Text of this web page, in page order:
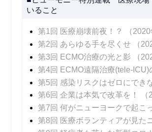
いること
第1回 医療崩壊前夜！？
（2020年05月
第2回 あらゆる手を尽くせ
（2020年
第3回 ECMO治療の光と影
（2020年
第5回 感染リスクはゼロにでき
第6回 企業は本気で改革を！
（